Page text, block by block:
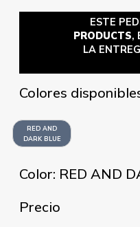
ESTE
PRODUCTS,
LA
Colores
RED AND
DARK BLUE
Color: RED AND
Precio